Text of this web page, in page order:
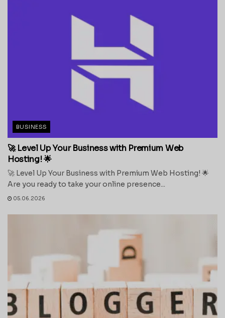
BUSINESS
🚀 Level Up Your Business with Premium Web
Hosting! 🌟
🚀 Level Up Your Business with Premium Web Hosting! 🌟
Are you ready to take your online presence...
05.06.2026